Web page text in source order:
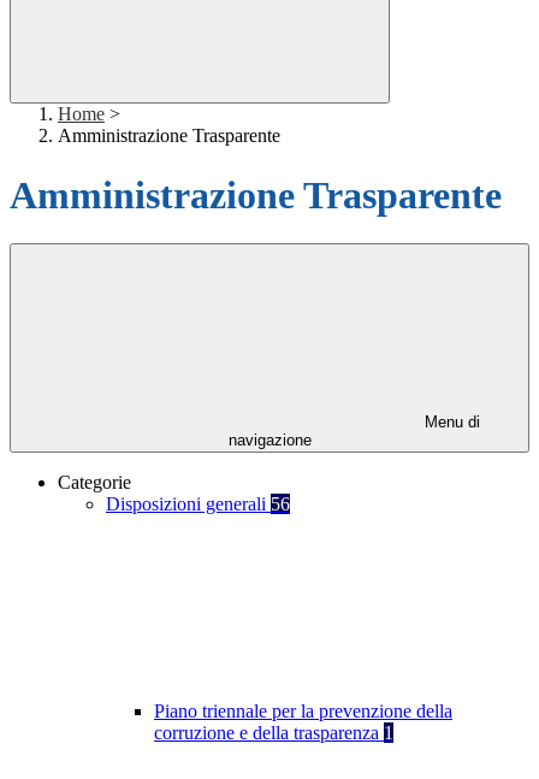
Home >
Amministrazione Trasparente
Amministrazione Trasparente
Menu di
navigazione
Categorie
Disposizioni generali 56
Piano triennale per la prevenzione della
corruzione e della trasparenza 1